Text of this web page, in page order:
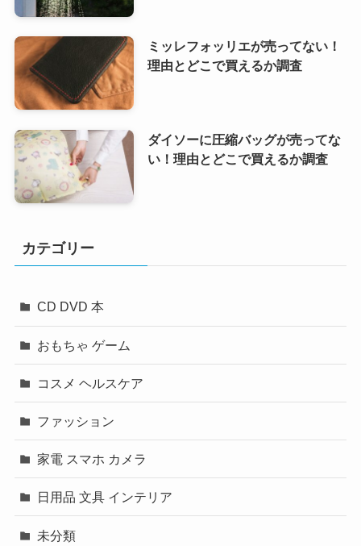
ミッレフォッリエが売ってない！
理由とどこで買えるか調査
ダイソーに圧縮バッグが売ってな
い！理由とどこで買えるか調査
カテゴリー
CD DVD 本
おもちゃ ゲーム
コスメ ヘルスケア
ファッション
家電 スマホ カメラ
日用品 文具 インテリア
未分類